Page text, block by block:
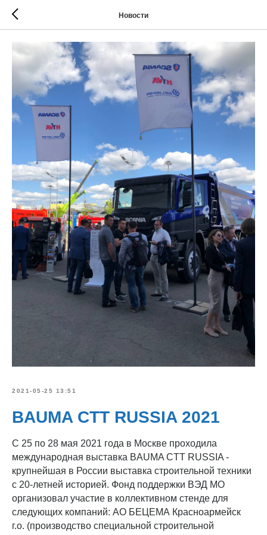
Новости
2021-05-25 13:51
BAUMA CTT RUSSIA 2021
С 25 по 28 мая 2021 года в Москве проходила
международная выставка BAUMA CTT RUSSIA -
крупнейшая в России выставка строительной техники
с 20-летней историей. Фонд поддержки ВЭД МО
организовал участие в коллективном стенде для
следующих компаний: АО БЕЦЕМА Красноармейск
г.о. (производство специальной строительной